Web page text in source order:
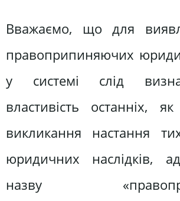
Вважаємо, що для
правоприпиняючих
у системі слід
властивість останніх,
викликання настання
юридичних наслідків,
назву